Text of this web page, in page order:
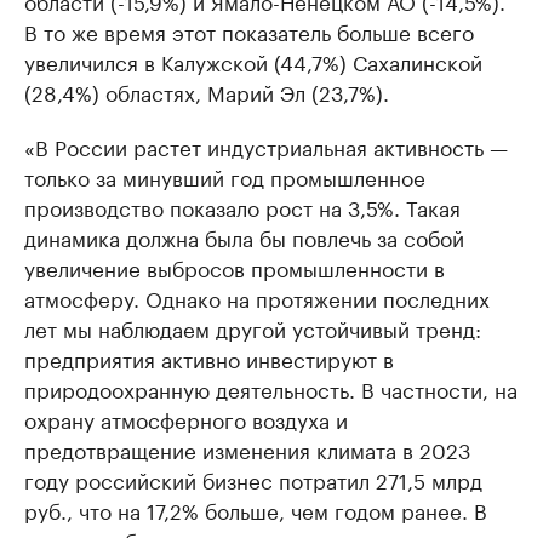
В то же время этот показатель больше всего
увеличился в Калужской (44,7%) Сахалинской
(28,4%) областях, Марий Эл (23,7%).
«В России растет индустриальная активность —
только за минувший год промышленное
производство показало рост на 3,5%. Такая
динамика должна была бы повлечь за собой
увеличение выбросов промышленности в
атмосферу. Однако на протяжении последних
лет мы наблюдаем другой устойчивый тренд:
предприятия активно инвестируют в
природоохранную деятельность. В частности, на
охрану атмосферного воздуха и
предотвращение изменения климата в 2023
году российский бизнес потратил 271,5 млрд
руб., что на 17,2% больше, чем годом ранее. В